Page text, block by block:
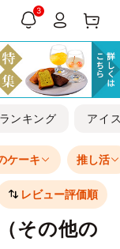
3
ランキング アイ
ケーキ 推し活
レビュー評価順
その他の